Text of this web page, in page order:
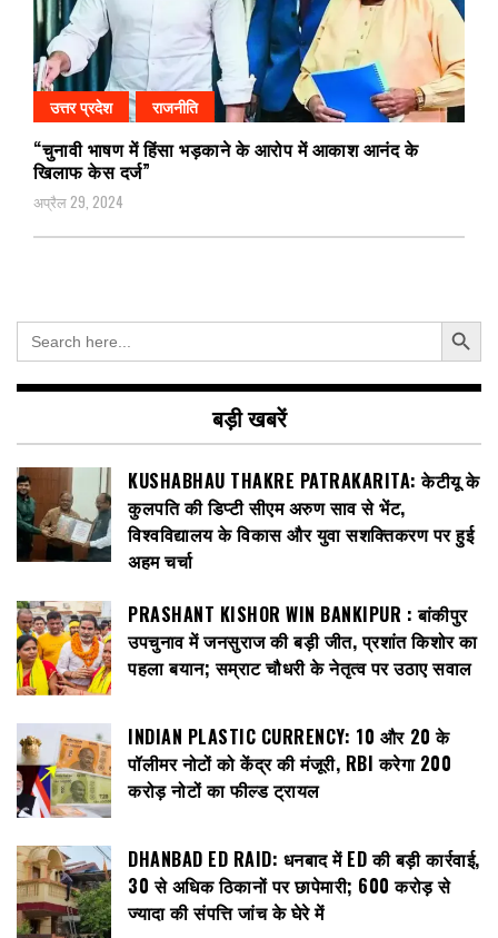
उत्तर प्रदेश राजनीति
“चुनावी भाषण में हिंसा भड़काने के आरोप में आकाश आनंद के
खिलाफ केस दर्ज”
अप्रैल 29, 2024
Search
for:
Search Button
बड़ी खबरें
KUSHABHAU THAKRE PATRAKARITA: केटीयू के
कुलपति की डिप्टी सीएम अरुण साव से भेंट,
विश्वविद्यालय के विकास और युवा सशक्तिकरण पर हुई
अहम चर्चा
PRASHANT KISHOR WIN BANKIPUR : बांकीपुर
उपचुनाव में जनसुराज की बड़ी जीत, प्रशांत किशोर का
पहला बयान; सम्राट चौधरी के नेतृत्व पर उठाए सवाल
INDIAN PLASTIC CURRENCY: ₹10 और ₹20 के
पॉलीमर नोटों को केंद्र की मंजूरी, RBI करेगा 200
करोड़ नोटों का फील्ड ट्रायल
DHANBAD ED RAID: धनबाद में ED की बड़ी कार्रवाई,
30 से अधिक ठिकानों पर छापेमारी; 600 करोड़ से
ज्यादा की संपत्ति जांच के घेरे में